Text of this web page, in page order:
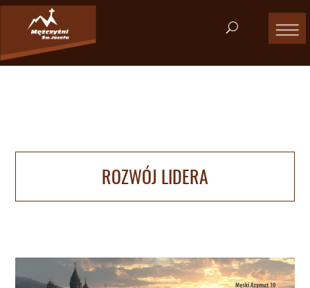
ROZWÓJ LIDERA